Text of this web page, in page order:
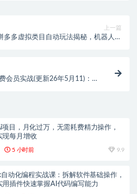
上一篇
多多虚拟类目自动玩法揭秘，机器人自
会员实战(更新26年5月11)：从
项目，月化过万，无需耗费精力操作，
现每月增收
5 小时前 9.9
自动化编程实战课：拆解软件基础操作，
用插件快速掌握AI代码编写能力